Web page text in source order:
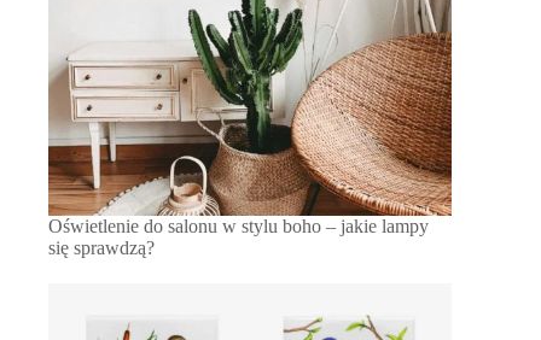
Oświetlenie do salonu w stylu boho – jakie lampy
się sprawdzą?